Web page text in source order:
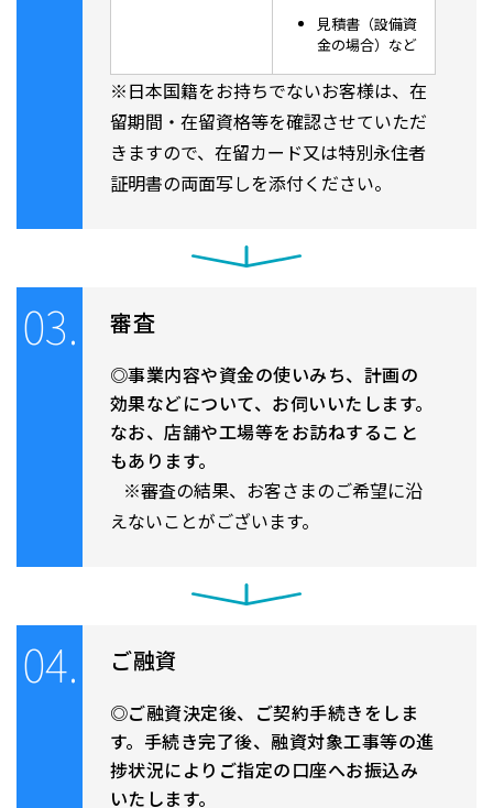
見積書（設備資
金の場合）など
※日本国籍をお持ちでないお客様は、在
留期間・在留資格等を確認させていただ
きますので、在留カード又は特別永住者
証明書の両面写しを添付ください。
03. 審査
事業内容や資金の使いみち、計画の
効果などについて、お伺いいたします。
なお、店舗や工場等をお訪ねすること
もあります。
※審査の結果、お客さまのご希望に沿
えないことがございます。
04. ご融資
ご融資決定後、ご契約手続きをしま
す。手続き完了後、融資対象工事等の進
捗状況によりご指定の口座へお振込み
いたします。